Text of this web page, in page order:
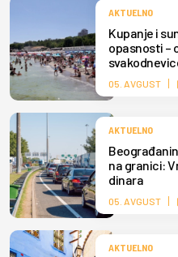
AKTUELNO
Kupanje i
opasnosti –
05. AVGUST
AKTUELNO
na granici:
dinara
05. AVGUST
AKTUELNO